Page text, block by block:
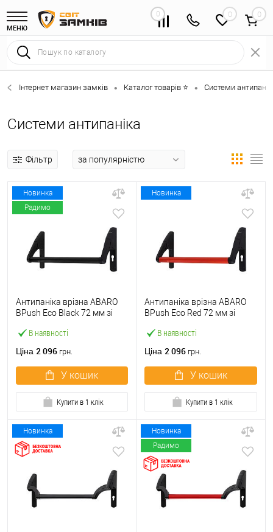
МЕНЮ
0 0
Інтернет магазин замків • Каталог товарів ⭐ • Системи
Системи антипаніка
Фільтр
Новинка
Радимо
В наявності
Антипаніка врізна ABARO
BPush Eco Black 72 мм зі
Ціна 2 096 грн.
У кошик
Купити в 1 клік
Новинка
В наявності
Антипаніка врізна ABARO
BPush Eco Red 72 мм зі
Ціна 2 096 грн.
У кошик
Купити в 1 клік
Новинка
Новинка
Радимо